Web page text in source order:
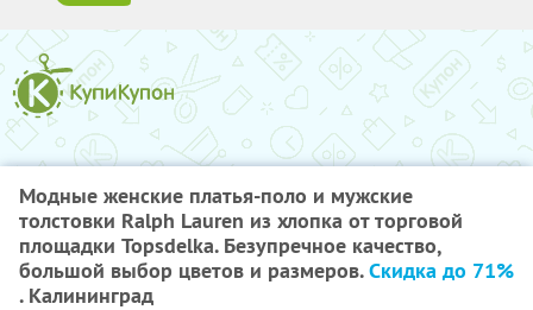
Модные женские платья-поло и мужские
толстовки Ralph Lauren из хлопка от торговой
площадки Topsdelka. Безупречное качество,
большой выбор цветов и размеров.Скидка до 71%
. Калининград